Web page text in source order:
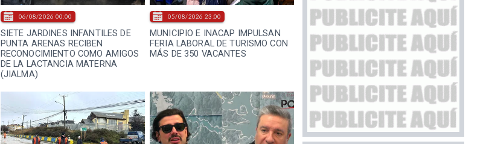
SIETE JARDINES INFANTILES DE
PUNTA ARENAS RECIBEN
RECONOCIMIENTO COMO AMIGOS
DE LA LACTANCIA MATERNA
(JIALMA)
06/08/2026 00:00
MUNICIPIO E INACAP IMPULSAN
FERIA LABORAL DE TURISMO CON
MÁS DE 350 VACANTES
05/08/2026 23:00